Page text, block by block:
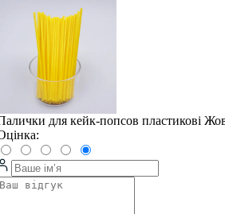
для кейк-попсов пластикові